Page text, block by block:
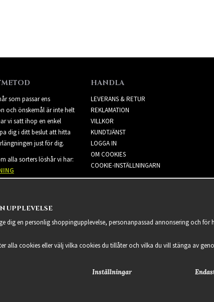
som passar ens
och önskemål är inte helt
vi satt ihop en enkel
dig i ditt beslut att hitta
just för dig.
alla sorters löshår vi har:
HANDLA
LEVERANS & RETUR
REKLAMATION
VILLKOR
KUNDTJÄNST
LOGGA IN
OM COOKIES
COOKIE-INSTÄLLNINGARN
2021
UPPLEVELSE
dig en personlig shoppingupplevelse, personanpassad annonsering och
alla cookies eller välj vilka cookies du tillåter och vilka du vill stänga av
Inställningar